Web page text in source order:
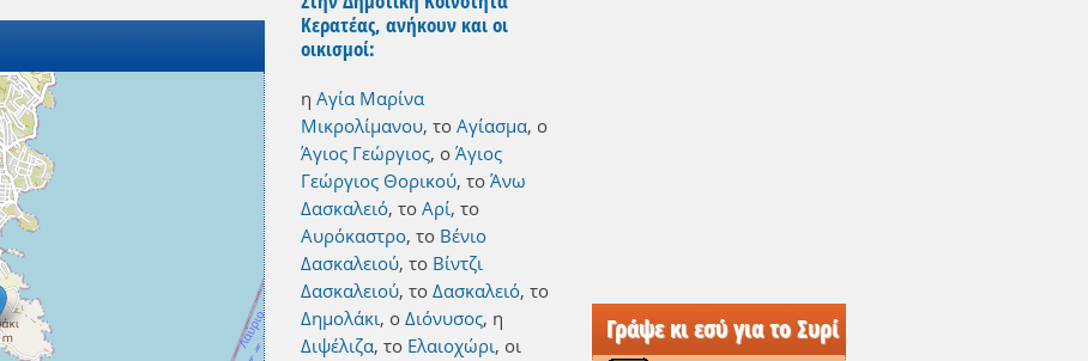
Κερατέας, ανήκουν και οι
οικισμοί:
η Αγία Μαρίνα
Μικρολίμανου, το Αγίασμα, ο
Άγιος Γεώργιος, ο Άγιος
Γεώργιος Θορικού, το Άνω
Δασκαλειό, το Αρί, το
Αυρόκαστρο, το Βένιο
Δασκαλειού, το Βίντζι
Δασκαλειού, το Δασκαλειό, το
Δημολάκι, ο Διόνυσος, η
Διψέλιζα, το Ελαιοχώρι, οι
Γράψε κι εσύ για το Συρί